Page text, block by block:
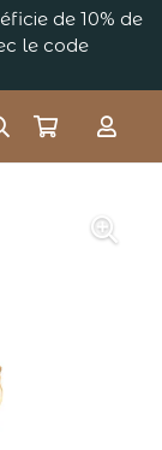
de 10% de
le code